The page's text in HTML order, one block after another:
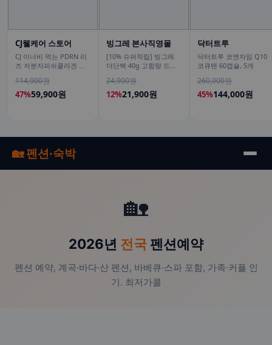
CJ웰케어 스토어
CJ 이너비 먹는 PDRN 리
즈 저분자피쉬콜라겐 히
14포, 3개
114,000원
47%59,900원
빙그레 본사직영몰
[10% 슈퍼적립] 빙그레
더단백 40g 고함량 드링
고단백 단백질음료
24,900원
12%21,900원
닥터트루
닥터트루 코엔자임 Q10
코큐텐 60캡슐, 5개
260,000원
45%144,000원
🏡 펜션·숙박
🏡
2026년 전국 펜션예약
펜션 예약, 계곡·바다·산 펜션, 바베큐·스파 포함, 가족·커플 인
기. 최저가콜